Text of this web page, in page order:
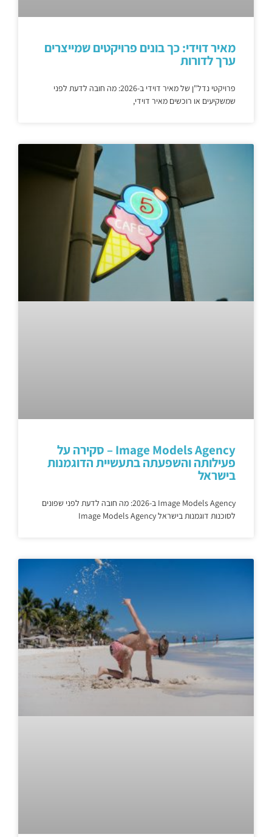
מאיר דוידי: כך בונים פרויקטים שמייצרים
ערך לדורות
פרויקטי נדל"ן של מאיר דוידי ב-2026: מה חובה לדעת לפני
שמשקיעים או רוכשים מאיר דוידי,
Image Models Agency – סקירה על
פעילותה והשפעתה בתעשיית הדוגמנות
בישראל
Image Models Agency ב-2026: מה חובה לדעת לפני שפונים
לסוכנות דוגמנות בישראל Image Models Agency